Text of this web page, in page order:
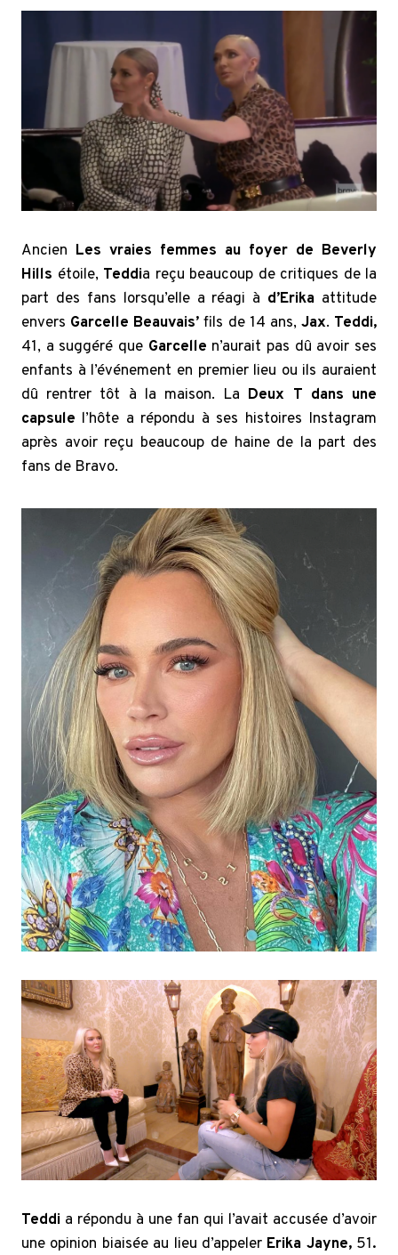
Ancien Les vraies femmes au foyer de Beverly
Hills étoile, Teddia reçu beaucoup de critiques de la
part des fans lorsqu’elle a réagi à d’Erika attitude
envers Garcelle Beauvais’fils de 14 ans, Jax. Teddi,
41, a suggéré que Garcelle n’aurait pas dû avoir ses
enfants à l’événement en premier lieu ou ils auraient
dû rentrer tôt à la maison. La Deux T dans une
capsule l’hôte a répondu à ses histoires Instagram
après avoir reçu beaucoup de haine de la part des
fans de Bravo.
Teddi a répondu à une fan qui l’avait accusée d’avoir
une opinion biaisée au lieu d’appelerErika Jayne, 51.